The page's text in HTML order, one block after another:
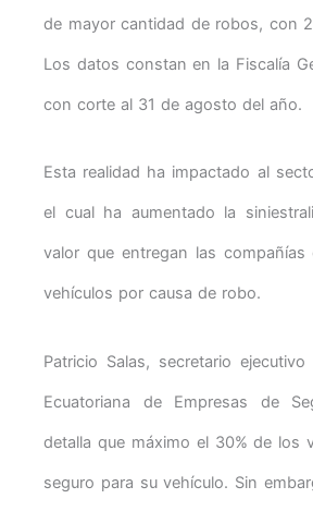
de mayor cantidad de robos, con
Los datos constan en la Fiscalía
con corte al 31 de agosto del año.
Esta realidad ha impactado al
el cual ha aumentado la
valor que entregan las
vehículos por causa de robo.
Patricio Salas, secretario
Ecuatoriana de Empresas de
detalla que máximo el 30% de los
seguro para su vehículo. Sin